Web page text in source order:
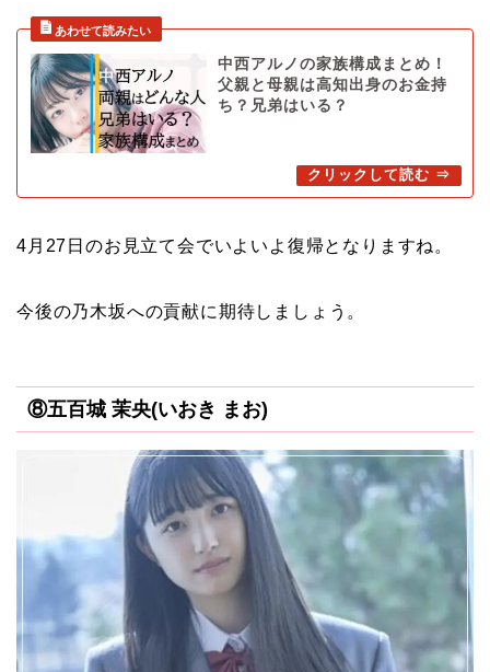
中西アルノの家族構成まとめ！
父親と母親は高知出身のお金持
ち？兄弟はいる？
4月27日のお見立て会でいよいよ復帰となりますね。
今後の乃木坂への貢献に期待しましょう。
⑧五百城 茉央(いおき まお)